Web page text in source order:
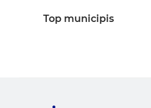
Top municipis